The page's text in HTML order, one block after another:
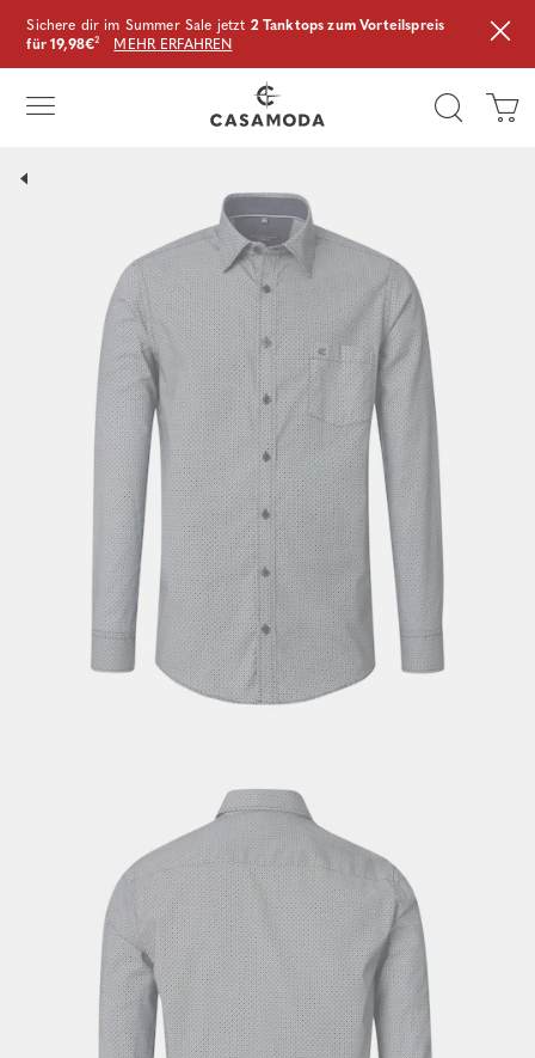
Sichere dir im Summer Sale jetzt 2 Tanktops zum Vorteilspreis
für 19,98€² MEHR ERFAHREN